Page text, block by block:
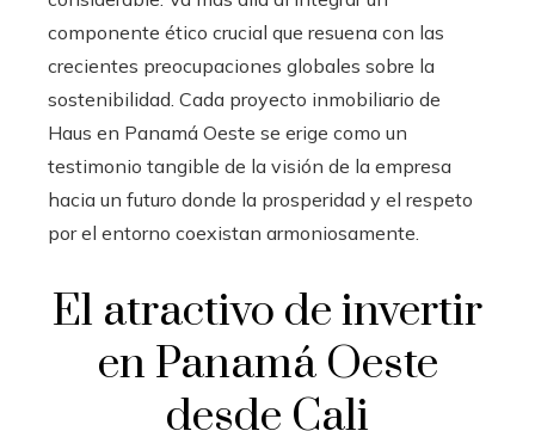
componente ético crucial que resuena con las
crecientes preocupaciones globales sobre la
sostenibilidad. Cada proyecto inmobiliario de
Haus en Panamá Oeste se erige como un
testimonio tangible de la visión de la empresa
hacia un futuro donde la prosperidad y el respeto
por el entorno coexistan armoniosamente.
El atractivo de invertir
en Panamá Oeste
desde Cali